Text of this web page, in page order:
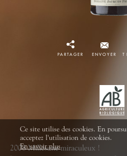
PARTAGER ENVOYER
2008 Millésime miraculeux !
Ce site utilise des cookies. En
acceptez l'utilisation de cookies.
En savoir plus